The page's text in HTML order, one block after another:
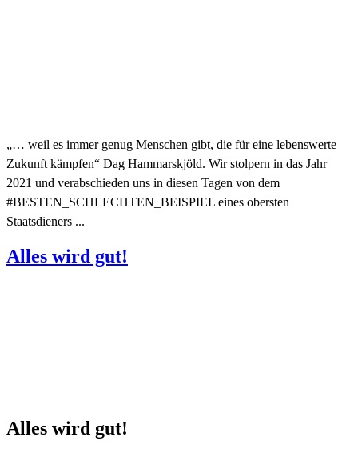
Alles wird gut!
„… weil es immer genug Menschen gibt, die für eine lebenswerte
Zukunft kämpfen“ Dag Hammarskjöld. Wir stolpern in das Jahr
2021 und verabschieden uns in diesen Tagen von dem
#BESTEN_SCHLECHTEN_BEISPIEL eines obersten
Staatsdieners ...
Alles wird gut!